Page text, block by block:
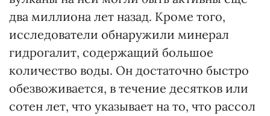
два миллиона лет назад. Кроме того,
исследователи обнаружили минерал
гидрогалит, содержащий большое
количество воды. Он достаточно быстро
обезвоживается, в течение десятков или
сотен лет, что указывает на то, что рассол